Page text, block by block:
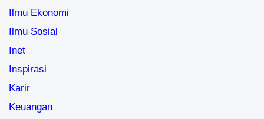
Ilmu Ekonomi
Ilmu Sosial
Inet
Inspirasi
Karir
Keuangan